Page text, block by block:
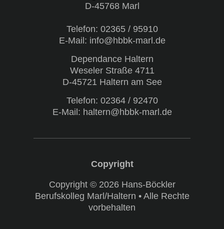
D-45768 Marl
Telefon: 02365 / 95910
E-Mail: info@hbbk-marl.de
Dependance Haltern
Weseler Straße 4711
D-45721 Haltern am See
Telefon: 02364 / 92470
E-Mail: haltern@hbbk-marl.de
Copyright © 2026 Hans-Böckler
Berufskolleg Marl/Haltern • Alle Rechte
vorbehalten